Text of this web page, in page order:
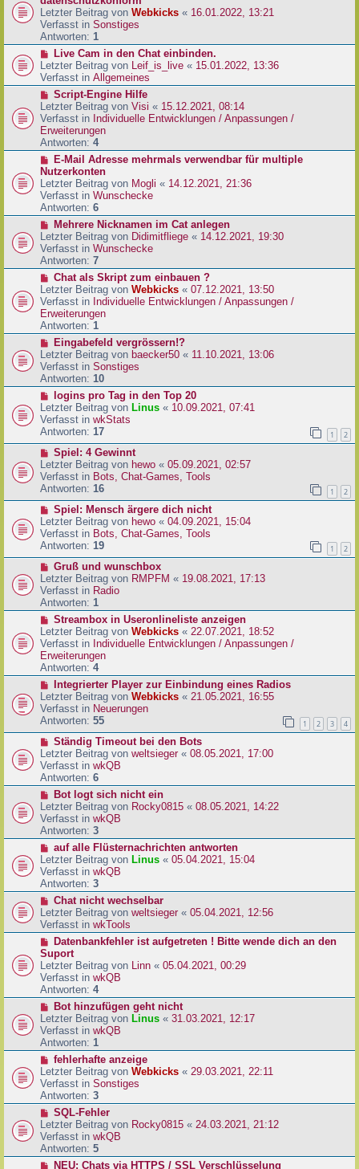
g
B
e
i
t
a
g
u
e
r
B
e
i
t
a
g
Letzter Beitrag von Webkicks « 16.01.2022, 13:21
Verfasst in Sonstiges
Antworten: 1
N
e
u
e
r
B
e
i
t
a
g
Live Cam in den Chat einbinden.
Letzter Beitrag von Leif_is_live « 15.01.2022, 13:36
Verfasst in Allgemeines
N
e
u
e
r
B
e
i
t
r
a
g
Script-Engine Hilfe
Letzter Beitrag von Visi « 15.12.2021, 08:14
Verfasst in Individuelle Entwicklungen / Anpassungen /
Erweiterungen
Antworten: 4
N
e
u
e
r
B
e
i
t
r
a
g
E-Mail Adresse mehrmals verwendbar für multiple
Nutzerkonten
Letzter Beitrag von Mogli « 14.12.2021, 21:36
Verfasst in Wunschecke
Antworten: 6
N
e
u
e
r
B
e
i
t
r
a
g
Mehrere Nicknamen im Cat anlegen
Letzter Beitrag von Didimitfliege « 14.12.2021, 19:30
Verfasst in Wunschecke
Antworten: 7
N
e
u
e
r
B
e
i
t
r
a
g
Chat als Skript zum einbauen ?
Letzter Beitrag von Webkicks « 07.12.2021, 13:50
Verfasst in Individuelle Entwicklungen / Anpassungen /
Erweiterungen
Antworten: 1
N
e
u
e
r
B
e
i
t
a
g
Eingabefeld vergrössern!?
Letzter Beitrag von baecker50 « 11.10.2021, 13:06
Verfasst in Sonstiges
Antworten: 10
N
e
u
e
r
B
e
i
t
r
a
g
logins pro Tag in den Top 20
Letzter Beitrag von Linus « 10.09.2021, 07:41
Verfasst in wkStats
Antworten: 17 1 2
N
e
u
e
r
B
e
i
t
r
a
g
Spiel: 4 Gewinnt
Letzter Beitrag von hewo « 05.09.2021, 02:57
Verfasst in Bots, Chat-Games, Tools
Antworten: 16 1 2
N
e
u
e
r
B
e
i
t
a
g
Spiel: Mensch ärgere dich nicht
Letzter Beitrag von hewo « 04.09.2021, 15:04
Verfasst in Bots, Chat-Games, Tools
Antworten: 19 1 2
N
e
u
e
r
B
e
i
t
r
a
g
Gruß und wunschbox
Letzter Beitrag von RMPFM « 19.08.2021, 17:13
Verfasst in Radio
Antworten: 1
N
e
u
e
r
B
e
i
t
r
a
g
Streambox in Useronlineliste anzeigen
Letzter Beitrag von Webkicks « 22.07.2021, 18:52
Verfasst in Individuelle Entwicklungen / Anpassungen /
Erweiterungen
Antworten: 4
N
e
u
e
r
B
e
i
t
a
g
Integrierter Player zur Einbindung eines Radios
Letzter Beitrag von Webkicks « 21.05.2021, 16:55
Verfasst in Neuerungen
Antworten: 55 1 2 3 4
N
e
u
e
r
B
e
i
t
a
g
Ständig Timeout bei den Bots
Letzter Beitrag von weltsieger« 08.05.2021, 17:00
Verfasst in wkQB
Antworten: 6
N
e
u
e
r
B
e
i
t
a
g
Bot logt sich nicht ein
Letzter Beitrag von Rocky0815 « 08.05.2021, 14:22
Verfasst in wkQB
Antworten: 3
N
e
u
e
r
B
e
i
r
a
g
auf alle Flüsternachrichten antworten
Letzter Beitrag von Linus « 05.04.2021, 15:04
Verfasst in wkQB
Antworten: 3
N
e
u
e
B
e
i
t
a
g
Chat nicht wechselbar
Letzter Beitrag von weltsieger « 05.04.2021, 12:56
Verfasst in wkTools
N
e
u
e
r
B
e
i
t
r
a
g
Datenbankfehler ist aufgetreten ! Bitte wende dich an den
Suport
Letzter Beitrag von Linn « 05.04.2021, 00:29
Verfasst in wkQB
Antworten: 4
N
e
u
e
r
B
e
i
t
a
g
Bot hinzufügen geht nicht
Letzter Beitrag von Linus « 31.03.2021, 12:17
Verfasst in wkQB
Antworten: 1
N
e
u
e
r
B
e
i
t
fehlerhafte anzeige
Letzter Beitrag von Webkicks « 29.03.2021, 22:11
Verfasst in Sonstiges
Antworten: 3
N
e
u
e
r
SQL-Fehler
Letzter Beitrag von Rocky0815 « 24.03.2021, 21:12
Verfasst in wkQB
Antworten: 5
NNEU: Chats via HTTPS / SSL Verschlüsselung